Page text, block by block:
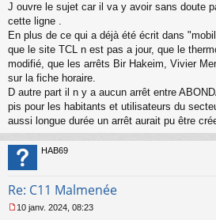
e
s
s
g
e
n
o
n
u
J ouvre le sujet car il va y avoir sans doute
cette ligne .
En plus de ce qui a déjà été écrit dans
que le site TCL n est pas a jour, que le
modifié, que les arrêts Bir Hakeim, Vivier
sur la fiche horaire.
D autre part il n y a aucun arrêt entre
pis pour les habitants et utilisateurs du
aussi longue durée un arrêt aurait pu être
HAB69
Re: C11 Malmenée
10 janv. 2024, 08:23